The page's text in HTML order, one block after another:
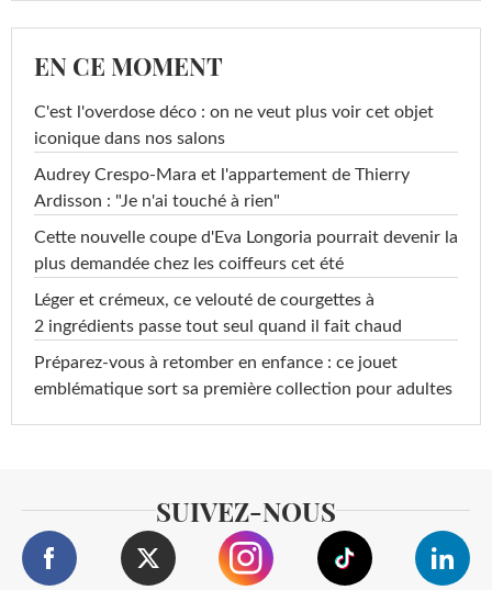
EN CE MOMENT
C'est l'overdose déco : on ne veut plus voir cet objet
iconique dans nos salons
Audrey Crespo-Mara et l'appartement de Thierry
Ardisson : "Je n'ai touché à rien"
Cette nouvelle coupe d'Eva Longoria pourrait devenir la
plus demandée chez les coiffeurs cet été
Léger et crémeux, ce velouté de courgettes à
2 ingrédients passe tout seul quand il fait chaud
Préparez-vous à retomber en enfance : ce jouet
emblématique sort sa première collection pour adultes
SUIVEZ-NOUS